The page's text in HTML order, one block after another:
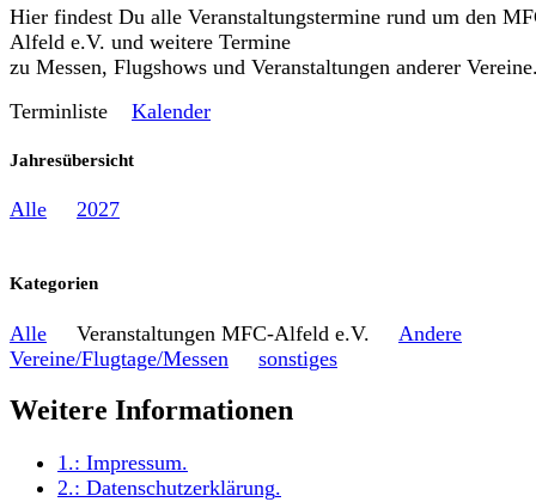
Hier findest Du alle Veranstaltungstermine rund um den
Alfeld e.V. und weitere Termine
zu Messen, Flugshows und Veranstaltungen anderer
Terminliste Kalender
Jahresübersicht
Alle 2027
Kategorien
Alle Veranstaltungen MFC-Alfeld e.V. Andere
Vereine/Flugtage/Messen
sonstiges
Weitere Informationen
1.: Impressum.
2.: Datenschutzerklärung.